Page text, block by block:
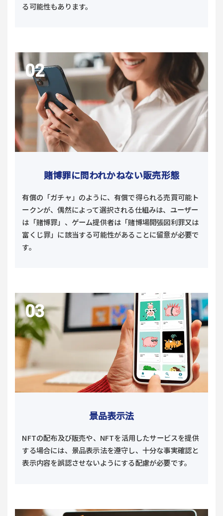
る可能性もあります。
賭博罪に問われかねない販売形態
有償の「ガチャ」のように、有償で得られる売買可能ト
ークンが、偶然によって選択される仕組みは、ユーザー
は「賭博罪」、ゲーム提供者は「賭博場開張図利罪又は
富くじ罪」に該当する可能性があることに留意が必要で
す。
景品表示法​
NFTの配布及び販売や、NFTを活用したサービスを提供
する場合には、景品表示法を遵守し、十分な事実確認と
表示内容を誤認させないようにする配慮が必要です。